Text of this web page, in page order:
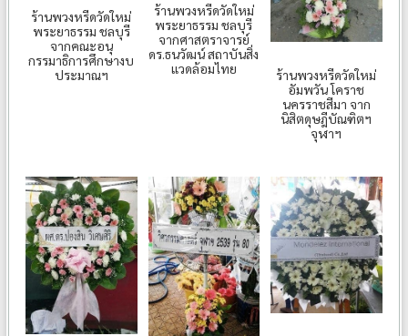
ร้านพวงหรีดวัดใหม่
พระยาธรรม ชลบุรี
จากคณะอนุ
กรรมาธิการศึกษางบ
ประมาณฯ
ร้านพวงหรีดวัดใหม่
พระยาธรรม ชลบุรี
จากศาสตราจารย์
ดร.ธนวัฒน์ สถาบันสิ่ง
แวดล้อมไทย
ร้านพวงหรีดวัดใหม่
อัมพวัน โคราช
นครราชสีมา จาก
นิสิตดุษฎีบัณฑิตฯ
จุฬาฯ